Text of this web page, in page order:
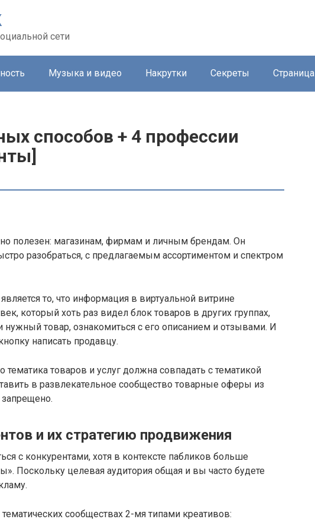
сети
Музыка и видео Накрутки Секреты Страница
способов + 4 профессии
полезен: магазинам, фирмам и личным брендам. Он
разобраться, с предлагаемым ассортиментом и спектром
то, что информация в виртуальной витрине
который хоть раз видел блок товаров в других группах,
нужный товар, ознакомиться с его описанием и отзывами. И
написать продавцу.
тематика товаров и услуг должна совпадать с тематикой
в развлекательное сообщество товарные оферы из
и их стратегию продвижения
с конкурентами, хотя в контексте пабликов больше
Поскольку целевая аудитория общая и вы часто будете
сообществах 2-мя типами креативов: